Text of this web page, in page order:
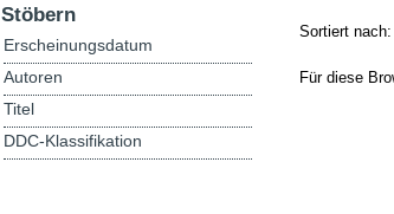
Sortiert nach:
Für diese
Stöbern
Erscheinungsdatum
Autoren
Titel
DDC-Klassifikation